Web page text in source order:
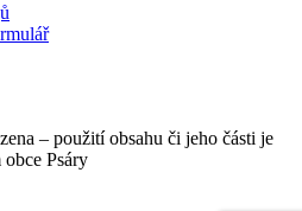
– použití obsahu či jeho části je
obce Psáry